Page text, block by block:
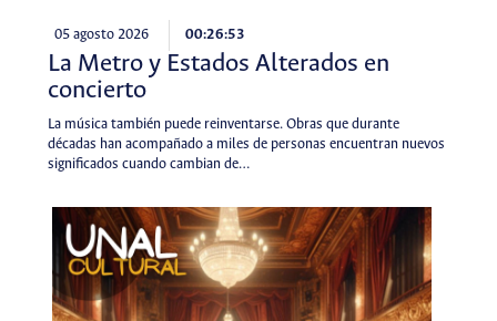
05 agosto 2026 00:26:53
La Metro y Estados Alterados en
concierto
La música también puede reinventarse. Obras que durante
décadas han acompañado a miles de personas encuentran nuevos
significados cuando cambian de…